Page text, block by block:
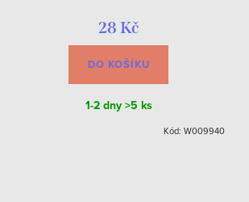
28 Kč
DO KOŠÍKU
1-2 dny >5 ks
Kód: W009940